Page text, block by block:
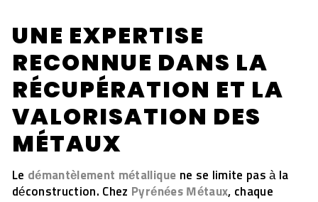
UNE EXPERTISE
RECONNUE DANS LA
RÉCUPÉRATION ET LA
VALORISATION DES
MÉTAUX
Le démantèlement métallique ne se limite pas à la
déconstruction. Chez Pyrénées Métaux, chaque